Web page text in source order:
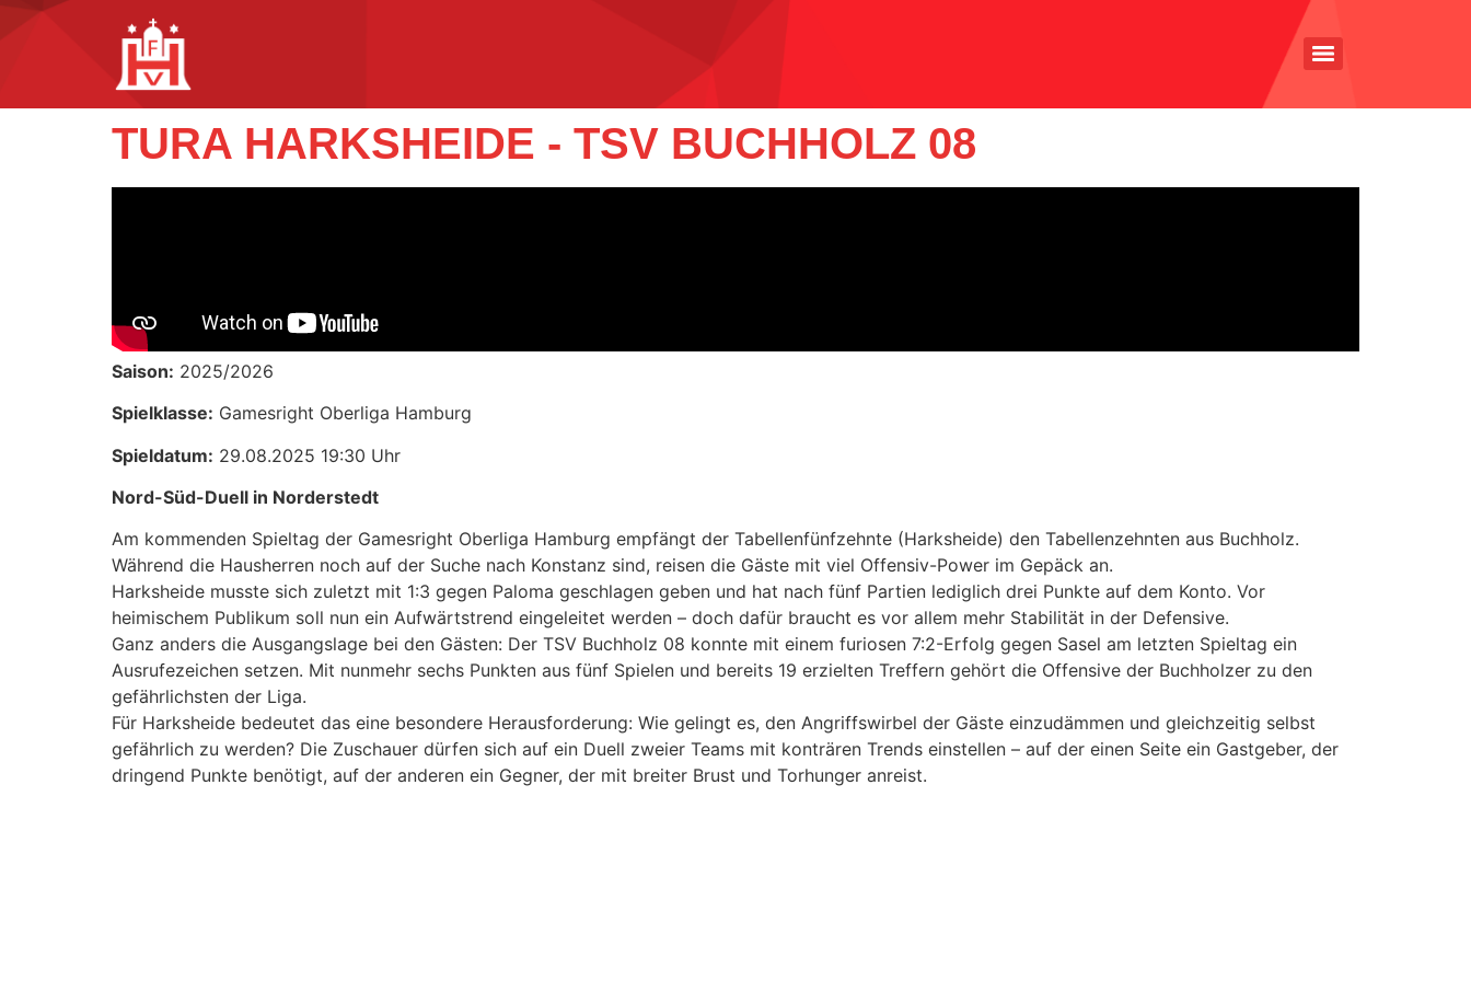
TURA HARKSHEIDE - TSV BUCHHOLZ 08
Saison: 2025/2026
Spielklasse: Gamesright Oberliga Hamburg
Spieldatum: 29.08.2025 19:30 Uhr
Nord-Süd-Duell in Norderstedt
Am kommenden Spieltag der Gamesright Oberliga Hamburg empfängt der Tabellenfünfzehnte (Harksheide) den Tabellenzehnten aus Buchholz.
Während die Hausherren noch auf der Suche nach Konstanz sind, reisen die Gäste mit viel Offensiv-Power im Gepäck an.
Harksheide musste sich zuletzt mit 1:3 gegen Paloma geschlagen geben und hat nach fünf Partien lediglich drei Punkte auf dem Konto. Vor
heimischem Publikum soll nun ein Aufwärtstrend eingeleitet werden – doch dafür braucht es vor allem mehr Stabilität in der Defensive.
Ganz anders die Ausgangslage bei den Gästen: Der TSV Buchholz 08 konnte mit einem furiosen 7:2-Erfolg gegen Sasel am letzten Spieltag ein
Ausrufezeichen setzen. Mit nunmehr sechs Punkten aus fünf Spielen und bereits 19 erzielten Treffern gehört die Offensive der Buchholzer zu den
gefährlichsten der Liga.
Für Harksheide bedeutet das eine besondere Herausforderung: Wie gelingt es, den Angriffswirbel der Gäste einzudämmen und gleichzeitig selbst
gefährlich zu werden? Die Zuschauer dürfen sich auf ein Duell zweier Teams mit konträren Trends einstellen – auf der einen Seite ein Gastgeber, der
dringend Punkte benötigt, auf der anderen ein Gegner, der mit breiter Brust und Torhunger anreist.